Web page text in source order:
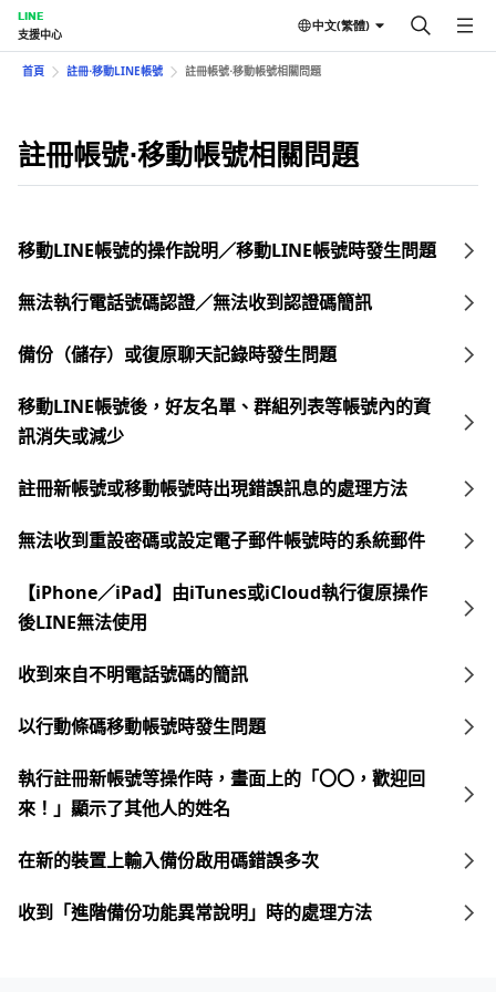
LINE
支援中心
中文(繁體)
首頁 註冊⋅移動LINE帳號 註冊帳號⋅移動帳號相關問題
註冊帳號⋅移動帳號相關問題
移動LINE帳號的操作說明／移動LINE帳號時發生問題
無法執行電話號碼認證／無法收到認證碼簡訊
備份（儲存）或復原聊天記錄時發生問題
移動LINE帳號後，好友名單、群組列表等帳號內的資
訊消失或減少
註冊新帳號或移動帳號時出現錯誤訊息的處理方法
無法收到重設密碼或設定電子郵件帳號時的系統郵件
【iPhone／iPad】由iTunes或iCloud執行復原操作
後LINE無法使用
收到來自不明電話號碼的簡訊
以行動條碼移動帳號時發生問題
執行註冊新帳號等操作時，畫面上的「〇〇，歡迎回
來！」顯示了其他人的姓名
在新的裝置上輸入備份啟用碼錯誤多次
收到「進階備份功能異常說明」時的處理方法